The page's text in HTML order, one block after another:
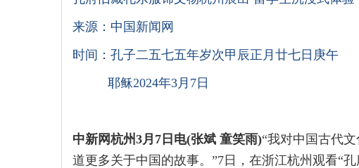
来源：中国新闻网
时间：孔子二五七五年岁次甲辰正月廿七日庚午
耶稣2024年3月7日
中新网杭州3月7日电(张斌 童笑雨)“我对中国古代
道更多关于中国的故事。”7日，在浙江杭州观看“